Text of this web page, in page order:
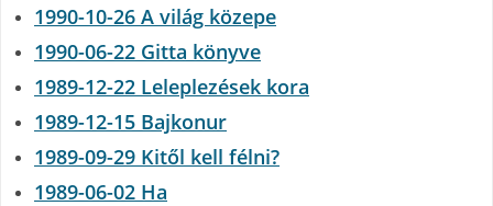
1990-10-26 A világ közepe
1990-06-22 Gitta könyve
1989-12-22 Leleplezések kora
1989-12-15 Bajkonur
1989-09-29 Kitől kell félni?
1989-06-02 Ha